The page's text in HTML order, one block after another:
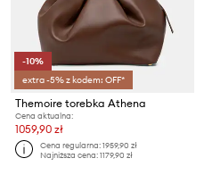
-10%
extra -5% z kodem: OFF*
Themoire torebka Athena
Cena aktualna:
1059,90 zł
Cena regularna:1959,90 zł
Najniższa cena:1179,90 zł